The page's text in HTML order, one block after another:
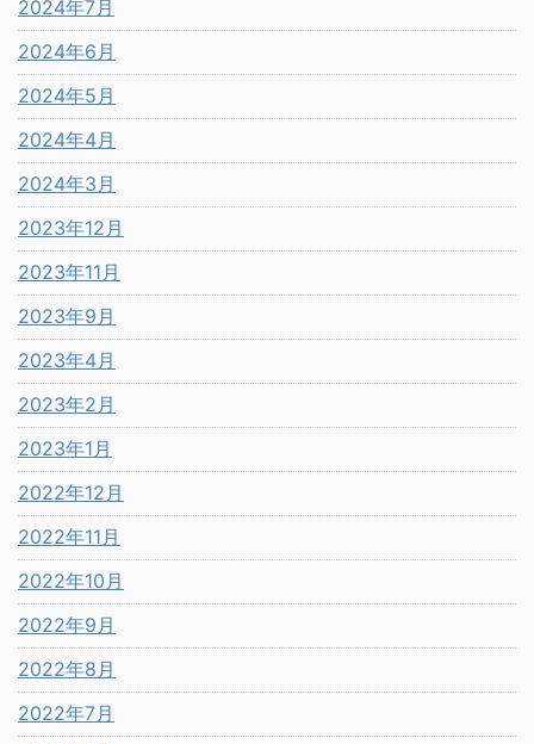
2024年7月
2024年6月
2024年5月
2024年4月
2024年3月
2023年12月
2023年11月
2023年9月
2023年4月
2023年2月
2023年1月
2022年12月
2022年11月
2022年10月
2022年9月
2022年8月
2022年7月